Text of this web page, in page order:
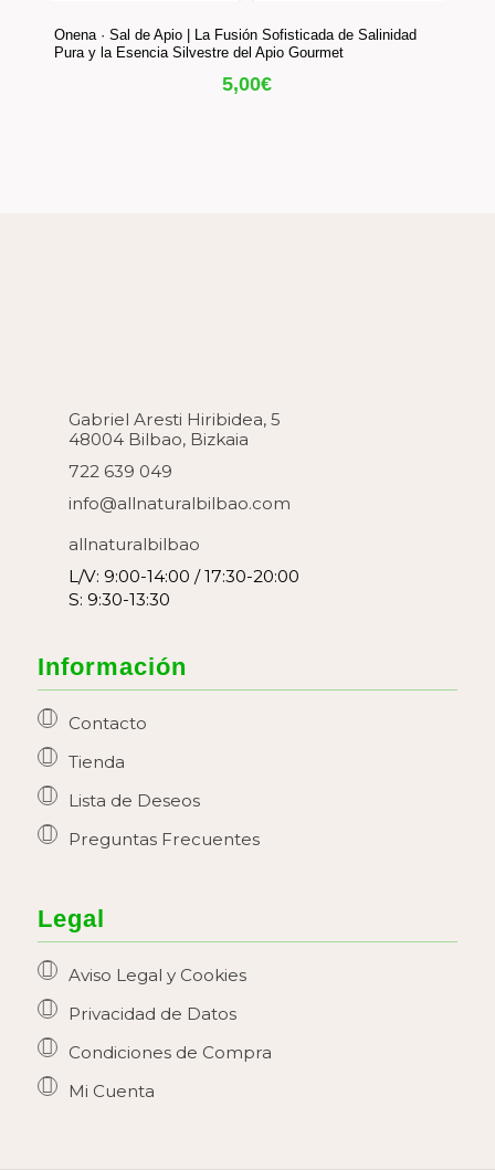
Onena · Sal de Apio | La Fusión Sofisticada de Salinidad
Pura y la Esencia Silvestre del Apio Gourmet
5,00€
Gabriel Aresti Hiribidea, 5
48004 Bilbao, Bizkaia
722 639 049
info@allnaturalbilbao.com
allnaturalbilbao
L/V: 9:00-14:00 / 17:30-20:00
S: 9:30-13:30
Información
Contacto
Tienda
Lista de Deseos
Preguntas Frecuentes
Legal
Aviso Legal y Cookies
Privacidad de Datos
Condiciones de Compra
Mi Cuenta